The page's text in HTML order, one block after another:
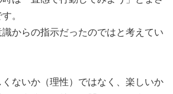
。
からの指示だったのではと考えてい
ないか（理性）ではなく、楽しいか